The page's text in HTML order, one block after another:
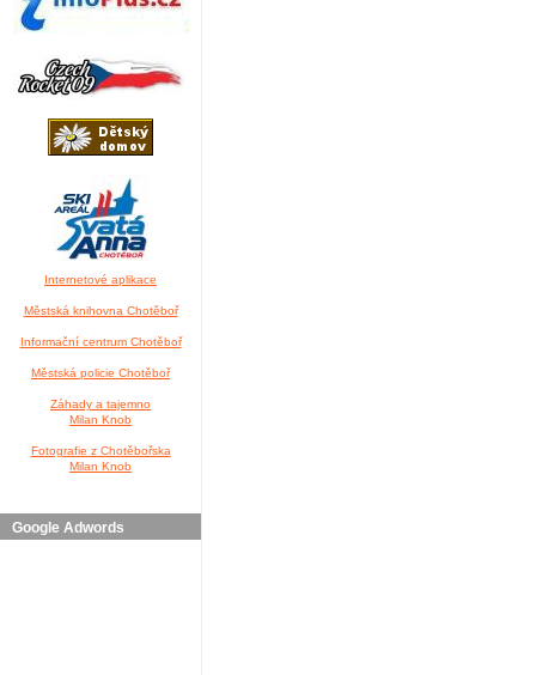
Internetové aplikace
Městská knihovna Chotěboř
Informační centrum Chotěboř
Městská policie Chotěboř
Záhady a tajemno
Milan Knob
Fotografie z Chotěbořska
Milan Knob
Google Adwords